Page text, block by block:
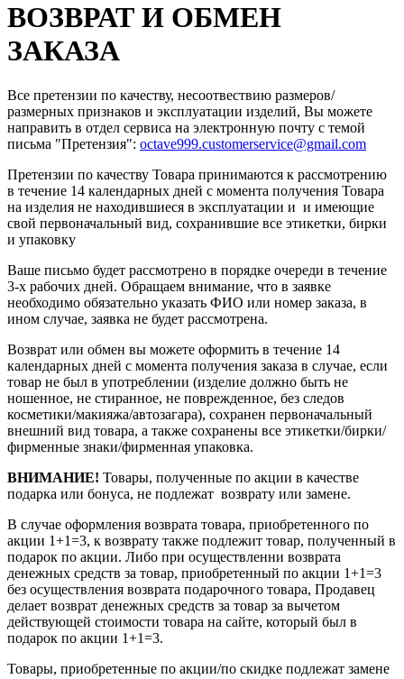
ВОЗВРАТ И ОБМЕН
ЗАКАЗА
Все претензии по качеству, несоотвествию размеров/
размерных признаков и эксплуатации изделий, Вы можете
направить в отдел сервиса на электронную почту c темой
письма "Претензия": octave999.customerservice@gmail.com
Претензии по качеству Товара принимаются к рассмотрению
в течение 14 календарных дней с момента получения Товара
на изделия не находившиеся в эксплуатации и и имеющие
свой первоначальный вид, сохранившие все этикетки, бирки
и упаковку
Ваше письмо будет рассмотрено в порядке очереди в течение
3-х рабочих дней. Обращаем внимание, что в заявке
необходимо обязательно указать ФИО или номер заказа, в
ином случае, заявка не будет рассмотрена.
Возврат или обмен вы можете оформить в течение 14
календарных дней с момента получения заказа в случае, если
товар не был в употреблении (изделие должно быть не
ношенное, не стиранное, не поврежденное, без следов
косметики/макияжа/автозагара), сохранен первоначальный
внешний вид товара, а также сохранены все этикетки/бирки/
фирменные знаки/фирменная упаковка.
ВНИМАНИЕ! Товары, полученные по акции в качестве
подарка или бонуса, не подлежат возврату или замене.
В случае оформления возврата товара, приобретенного по
акции 1+1=3, к возврату также подлежит товар, полученный в
подарок по акции. Либо при осуществленни возврата
денежных средств за товар, приобретенный по акции 1+1=3
без осуществления возврата подарочного товара, Продавец
делает возврат денежных средств за товар за вычетом
действующей стоимости товара на сайте, который был в
подарок по акции 1+1=3.
Товары, приобретенные по акции/по скидке подлежат замене